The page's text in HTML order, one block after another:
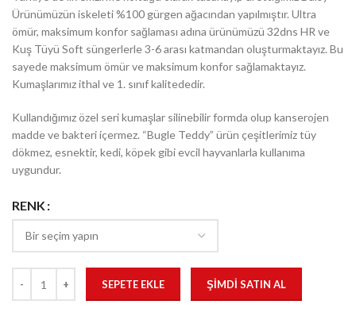
Ürünümüzün iskeleti %100 gürgen ağacından yapılmıştır. Ultra
ömür, maksimum konfor sağlaması adına ürünümüzü 32dns HR ve
Kuş Tüyü Soft süngerlerle 3-6 arası katmandan oluşturmaktayız. Bu
sayede maksimum ömür ve maksimum konfor sağlamaktayız.
Kumaşlarımız ithal ve 1. sınıf kalitededir.
Kullandığımız özel seri kumaşlar silinebilir formda olup kanserojen
madde ve bakteri içermez. “Bugle Teddy” ürün çeşitlerimiz tüy
dökmez, esnektir, kedi, köpek gibi evcil hayvanlarla kullanıma
uygundur.
RENK
SEPETE EKLE ŞIMDI SATIN AL